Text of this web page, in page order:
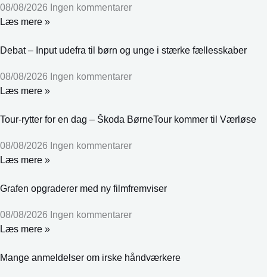
08/08/2026 Ingen kommentarer
Læs mere »
Debat – Input udefra til børn og unge i stærke fællesskaber
08/08/2026 Ingen kommentarer
Læs mere »
Tour-rytter for en dag – Škoda BørneTour kommer til Værløse
08/08/2026 Ingen kommentarer
Læs mere »
Grafen opgraderer med ny filmfremviser
08/08/2026 Ingen kommentarer
Læs mere »
Mange anmeldelser om irske håndværkere